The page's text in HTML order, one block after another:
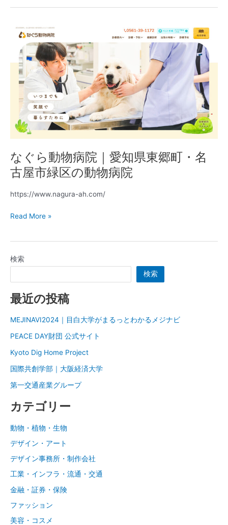
検索
検索
最近の投稿
MEJINAVI2024｜目白大学がまるっとわかるメジナビ
PEACE DAY財団 公式サイト
Kyoto Dig Home Project
国際共創学部｜大阪経済大学
第一交通産業グループ
カテゴリー
動物・植物・生物
デザイン・アート
デザイン事務所・制作会社
工業・インフラ・流通・交通
金融・証券・保険
ファッション
美容・コスメ
なぐら動物病院｜愛知県東郷町・名
古屋市緑区の動物病院
https://www.nagura-ah.com/
な
動
知
東
郷
町・
古
市
区
の
動
院
Read More »